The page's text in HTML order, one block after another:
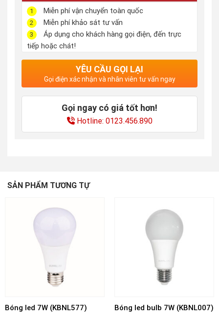
1 Miễn phí vận chuyển toàn quốc
2 Miễn phí khảo sát tư vấn
3
Áp dụng cho khách hàng gọi điện, đến trực
tiếp hoặc chát!
YÊU CẦU GỌI LẠI
Gọi điện xác nhận và nhân viên tư vấn ngay
Gọi ngay có giá tốt hơn!
Hotline: 0123.456.890
SẢN PHẨM TƯƠNG TỰ
Bóng led 7W (KBNL577) Bóng led bulb 7W (KBNL007)